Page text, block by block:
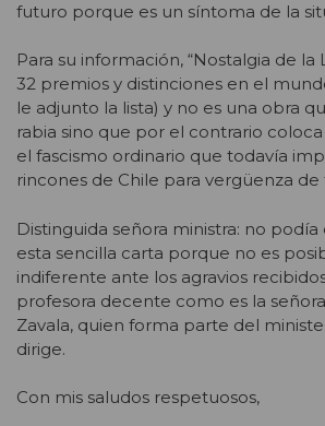
futuro porque es un síntoma de la
Para su información, “Nostalgia de la
32 premios y distinciones en el
le adjunto la lista) y no es una obra
rabia sino que por el contrario
el fascismo ordinario que todavía
rincones de Chile para vergüenza de
Distinguida señora ministra: no
esta sencilla carta porque no es
indiferente ante los agravios
profesora decente como es la
Zavala, quien forma parte del
dirige.
Con mis saludos respetuosos,